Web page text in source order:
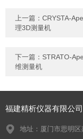
上一篇：CRYSTA-
理3D测量机
下一篇： STRATO-
维测量机
福建精析仪器有限公司
地址：厦门市思明